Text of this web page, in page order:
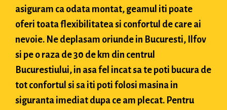
asiguram ca odata montat, geamul iti poate
oferi toata flexibilitatea si confortul de care ai
nevoie. Ne deplasam oriunde in Bucuresti, Ilfov
si pe o raza de 30 de km din centrul
Bucurestiului, in asa fel incat sa te poti bucura de
tot confortul si sa iti poti folosi masina in
siguranta imediat dupa ce am plecat. Pentru